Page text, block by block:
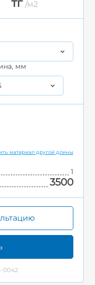
/м2
мм
материал другой длины
1
3500
0042